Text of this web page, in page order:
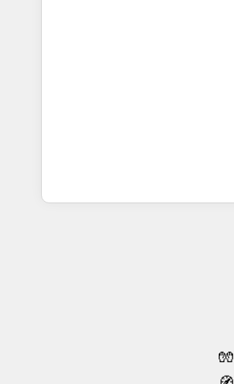
🧤